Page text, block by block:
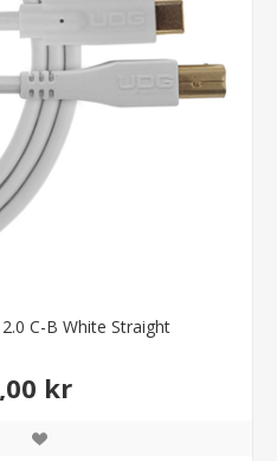
C-B White Straight
kr